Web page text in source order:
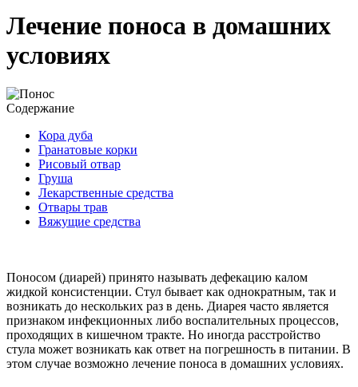
Лечение поноса в домашних
условиях
Содержание
Кора дуба
Гранатовые корки
Рисовый отвар
Груша
Лекарственные средства
Отвары трав
Вяжущие средства
Поносом (диарей) принято называть дефекацию калом
жидкой консистенции. Стул бывает как однократным, так и
возникать до нескольких раз в день. Диарея часто является
признаком инфекционных либо воспалительных процессов,
проходящих в кишечном тракте. Но иногда расстройство
стула может возникать как ответ на погрешность в питании. В
этом случае возможно лечение поноса в домашних условиях.